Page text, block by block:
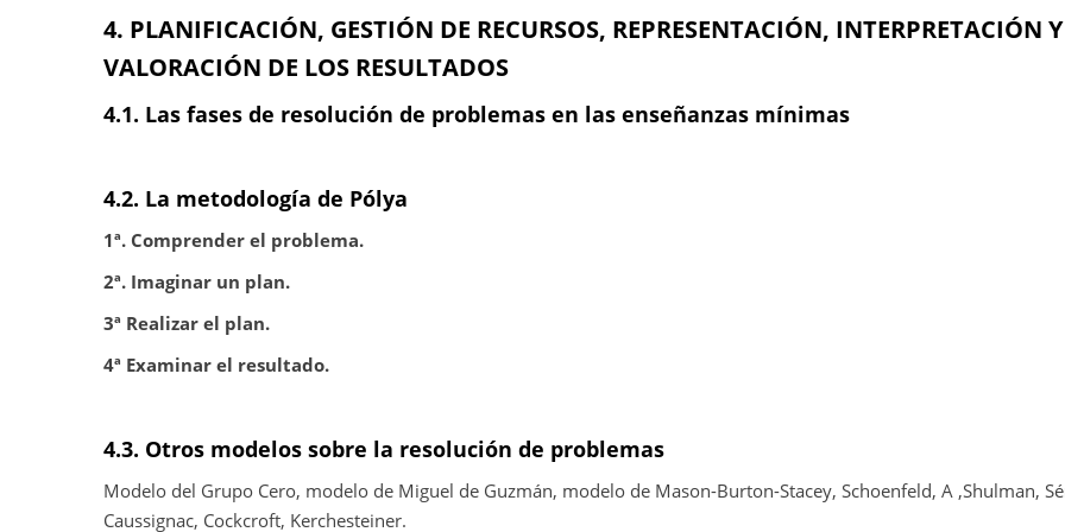
4. PLANIFICACIÓN, GESTIÓN DE RECURSOS, REPRESENTACIÓN, INTERPRETACIÓN Y
VALORACIÓN DE LOS RESULTADOS
4.1. Las fases de resolución de problemas en las enseñanzas mínimas
4.2. La metodología de Pólya
1ª. Comprender el problema.
2ª. Imaginar un plan.
3ª Realizar el plan.
4ª Examinar el resultado.
4.3. Otros modelos sobre la resolución de problemas
Modelo del Grupo Cero, modelo de Miguel de Guzmán, modelo de Mason-Burton-Stacey, Schoenfeld, A ,Shulman,
Caussignac, Cockcroft, Kerchesteiner.